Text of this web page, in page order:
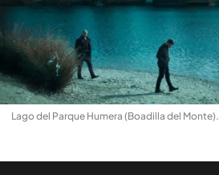
Lago del Parque Humera (Boadilla del Monte).